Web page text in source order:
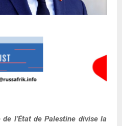
l’État de Palestine divise la